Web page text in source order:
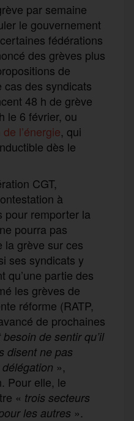
par semaine
le gouvernement
fédérations
des grèves plus
de
cas des syndicats
48 h de grève
le 6 février, ou
l’énergie, qui
dès le
CGT,
à
pour remporter la
pourra pas
la grève sur ces
ses syndicats y
qu’une partie des
les grèves de
réforme (RATP,
de prochaines
besoin de sentir qu’il
disent ne pas
»,
Pour elle, le
« trois secteurs
les autres ».